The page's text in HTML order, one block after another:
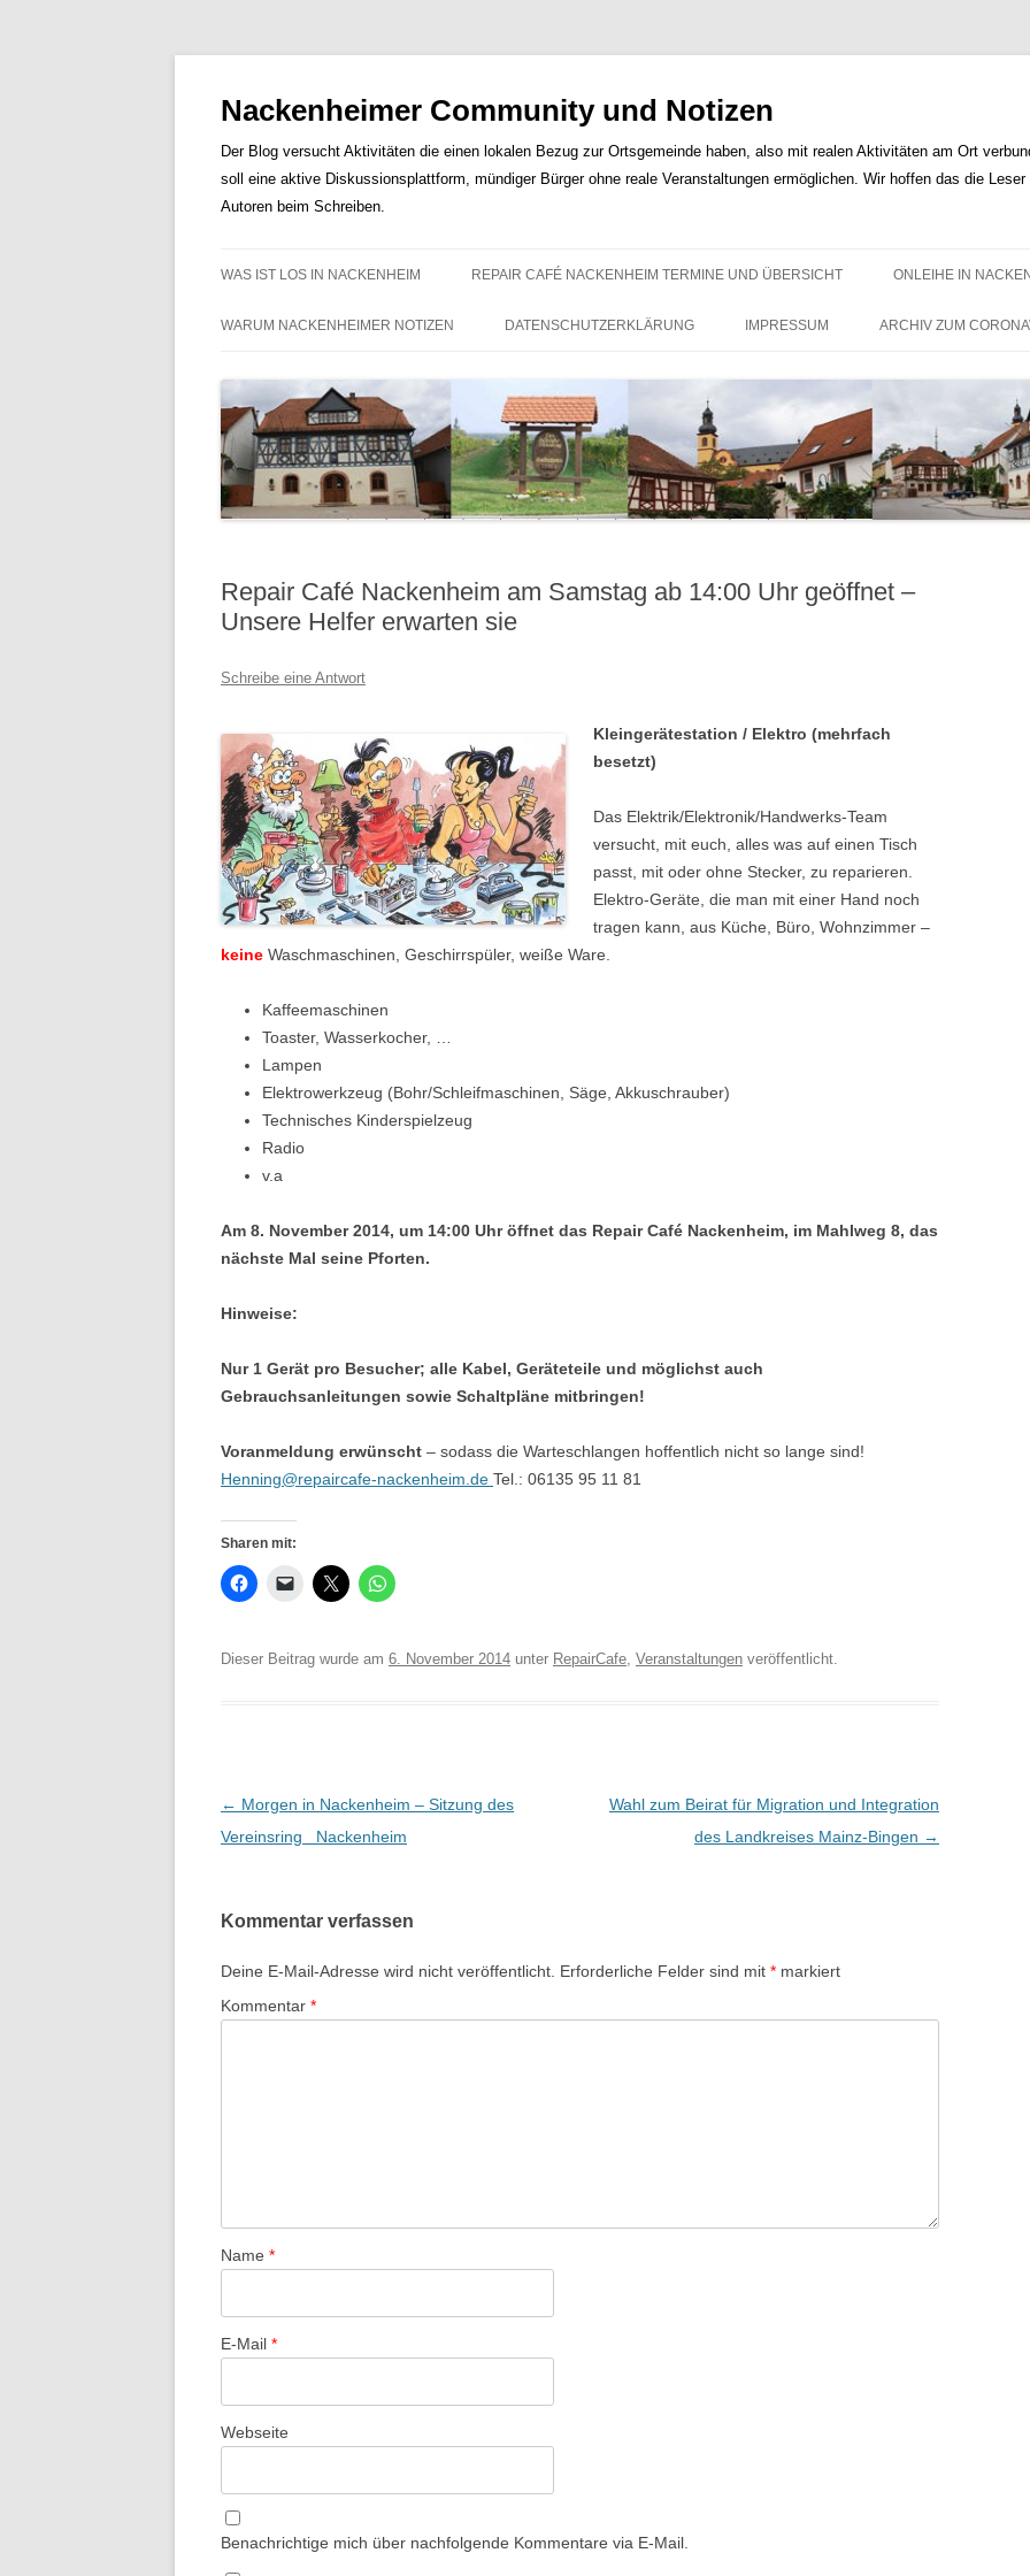
Nackenheimer Community und Notizen
Der Blog versucht Aktivitäten die einen lokalen Bezug zur Ortsgemeinde haben, also mit realen Aktivitäten am Ort
soll eine aktive Diskussionsplattform, mündiger Bürger ohne reale Veranstaltungen ermöglichen. Wir hoffen das die
Autoren beim Schreiben.
Inhalt
WAS IST LOS IN NACKENHEIM REPAIR CAFÉ NACKENHEIM TERMINE UND ÜBERSICHT ONLEIHE IN
WARUM NACKENHEIMER NOTIZEN DATENSCHUTZERKLÄRUNG IMPRESSUM ARCHIV ZUM
Repair Café Nackenheim am Samstag ab 14:00 Uhr geöffnet –
Unsere Helfer erwarten sie
Schreibe eine Antwort
Kleingerätestation / Elektro (mehrfach
besetzt)
Das Elektrik/Elektronik/Handwerks-Team
versucht, mit euch, alles was auf einen Tisch
passt, mit oder ohne Stecker, zu reparieren.
Elektro-Geräte, die man mit einer Hand noch
tragen kann, aus Küche, Büro, Wohnzimmer –
keine Waschmaschinen, Geschirrspüler, weiße Ware.
Kaffeemaschinen
Toaster, Wasserkocher, …
Lampen
Elektrowerkzeug (Bohr/Schleifmaschinen, Säge, Akkuschrauber)
Technisches Kinderspielzeug
Radio
v.a
Am 8. November 2014, um 14:00 Uhr öffnet das Repair Café Nackenheim, im Mahlweg 8, das
nächste Mal seine Pforten.
Hinweise:
Nur 1 Gerät pro Besucher; alle Kabel, Geräteteile und möglichst auch
Gebrauchsanleitungen sowie Schaltpläne mitbringen!
Voranmeldung erwünscht – sodass die Warteschlangen hoffentlich nicht so lange sind!
Henning@repaircafe-nackenheim.de Tel.: 06135 95 11 81
Sharen mit:
Dieser Beitrag wurde am 6. November 2014 unter RepairCafe, Veranstaltungen veröffentlicht.
Beitrags-
Navigation
← Morgen in Nackenheim – Sitzung des
Vereinsring Nackenheim
Wahl zum Beirat für Migration und Integration
des Landkreises Mainz-Bingen →
Kommentar verfassen
Deine E-Mail-Adresse wird nicht veröffentlicht. Erforderliche Felder sind mit * markiert
Kommentar *
Name *
E-Mail *
Webseite
Benachrichtige mich über nachfolgende Kommentare via E-Mail.